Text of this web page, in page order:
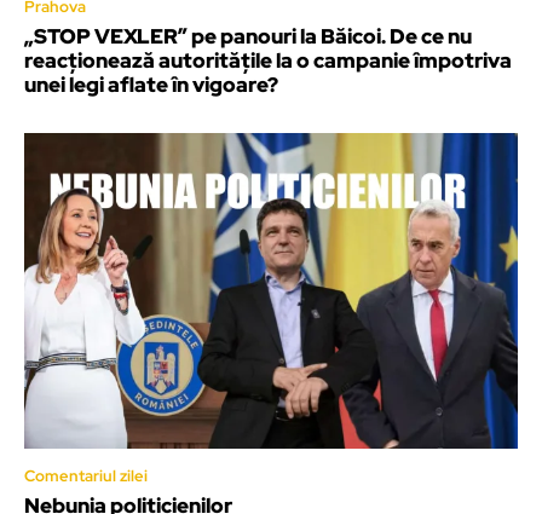
Prahova
„STOP VEXLER” pe panouri la Băicoi. De ce nu
reacționează autoritățile la o campanie împotriva
unei legi aflate în vigoare?
Comentariul zilei
Nebunia politicienilor